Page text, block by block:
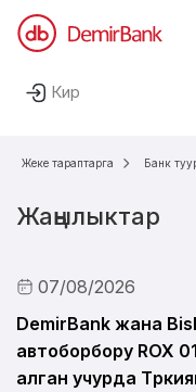
Негизги мазмунга
Кирүү
Депозиттер
Насыялар
Жеке тараптарга Банк
Жаңылыктар
07/08/2026
DemirBank жана
автоборбору ROX
алган учурда